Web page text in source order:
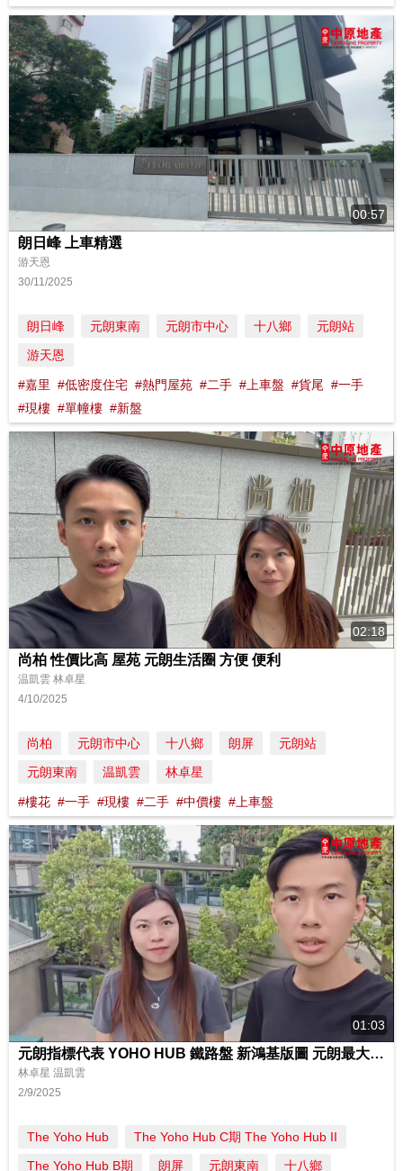
00:57
朗日峰 上車精選
游天恩
30/11/2025
朗日峰 元朗東南 元朗市中心 十八鄉
元朗站
游天恩
#嘉里 #低密度住宅 #熱門屋苑 #二手 #上車盤 #貨尾 #一手
#現樓 #單幢樓 #新盤
02:18
尚柏 性價比高 屋苑 元朗生活圈 方便 便利
温凱雲 林卓星
4/10/2025
尚柏 元朗市中心 十八鄉 朗屏
元朗站
元朗東南
温凱雲 林卓星
#樓花 #一手 #現樓 #二手 #中價樓 #上車盤
01:03
元朗指標代表 YOHO HUB 鐵路盤 新鴻基版圖 元朗最大型住宅項目
林卓星 温凱雲
2/9/2025
The Yoho Hub
The Yoho Hub C期 The Yoho Hub II
The Yoho Hub B期
朗屏 元朗東南 十八鄉